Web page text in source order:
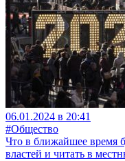
06.01.2024 в 20:41
#Общество
Что в ближайшее время
властей и читать в